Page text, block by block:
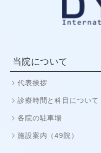
当院について
代表挨拶
診療時間と科目について
各院の駐車場
施設案内（49院）